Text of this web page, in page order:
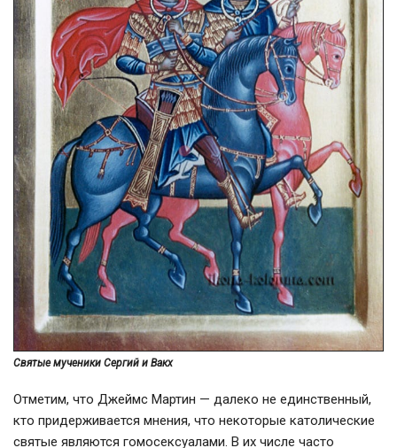
Святые мученики Сергий и Вакх
Отметим, что Джеймс Мартин — далеко не единственный,
кто придерживается мнения, что некоторые католические
святые являются гомосексуалами. В их числе часто